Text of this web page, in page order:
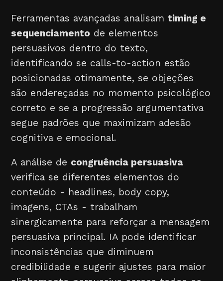
Ferramentas avançadas analisamtiming e
sequenciamento de elementos
persuasivos dentro do texto,
identificando se calls-to-action estão
posicionadas otimamente, se objeções
são endereçadas no momento psicológico
correto e se a progressão argumentativa
segue padrões que maximizam adesão
cognitiva e emocional.
A análise de congruência persuasiva
verifica se diferentes elementos do
conteúdo - headlines, body copy,
imagens, CTAs - trabalham
sinergicamente para reforçar a mensagem
persuasiva principal. IA pode identificar
inconsistências que diminuem
credibilidade e sugerir ajustes para maior